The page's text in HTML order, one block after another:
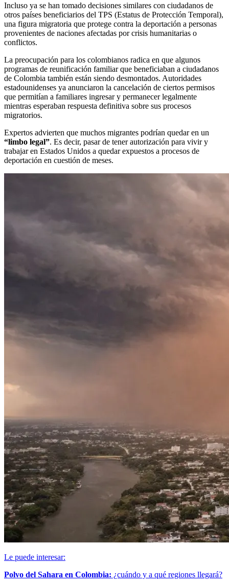
Incluso ya se han tomado decisiones similares con ciudadanos de
otros países beneficiarios del TPS (Estatus de Protección Temporal),
una figura migratoria que protege contra la deportación a personas
provenientes de naciones afectadas por crisis humanitarias o
conflictos.
La preocupación para los colombianos radica en que algunos
programas de reunificación familiar que beneficiaban a ciudadanos
de Colombia también están siendo desmontados. Autoridades
estadounidenses ya anunciaron la cancelación de ciertos permisos
que permitían a familiares ingresar y permanecer legalmente
mientras esperaban respuesta definitiva sobre sus procesos
migratorios.
Expertos advierten que muchos migrantes podrían quedar en un
“limbo legal”. Es decir, pasar de tener autorización para vivir y
trabajar en Estados Unidos a quedar expuestos a procesos de
deportación en cuestión de meses.
Le puede interesar:
Polvo del Sahara en Colombia: ¿cuándo y a qué regiones llegará?